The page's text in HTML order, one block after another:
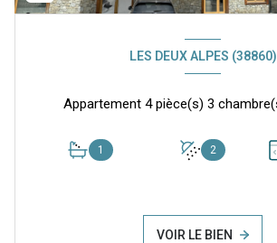
LES DEUX ALPES (38860)
1 2
VOIR LE BIEN